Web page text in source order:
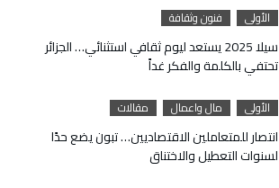
الأولى فنون وثقافة
سيلا 2025 يستعد ليوم ثقافي استثنائي… الجزائر
تحتفي بالكلمة والفكر غداً
الأولى مال واعمال مقالات
انتصار للمتعاملين الاقتصاديين… تبون يضع حدًا
لسنوات التعطيل والاختناق